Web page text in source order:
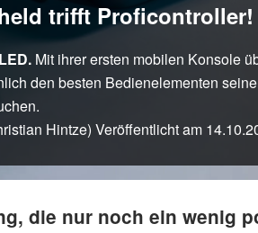
trifft Proficontroller!
Mit ihrer ersten mobilen Konsole
den besten Bedienelementen
Hintze) Veröffentlicht am
die nur noch ein wenig